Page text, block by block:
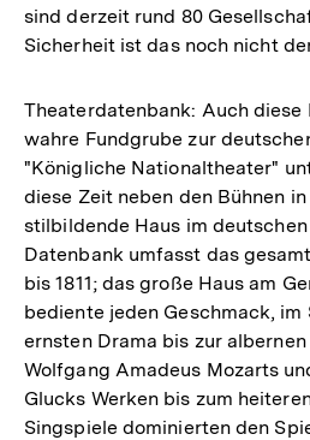
sind derzeit rund 80
Sicherheit ist das noch nicht
Theaterdatenbank: Auch diese
wahre Fundgrube zur
"Königliche Nationaltheater"
diese Zeit neben den Bühnen
stilbildende Haus im
Datenbank umfasst das
bis 1811; das große Haus am
bediente jeden Geschmack, im
ernsten Drama bis zur
Wolfgang Amadeus Mozarts
Glucks Werken bis zum
Singspiele dominierten den